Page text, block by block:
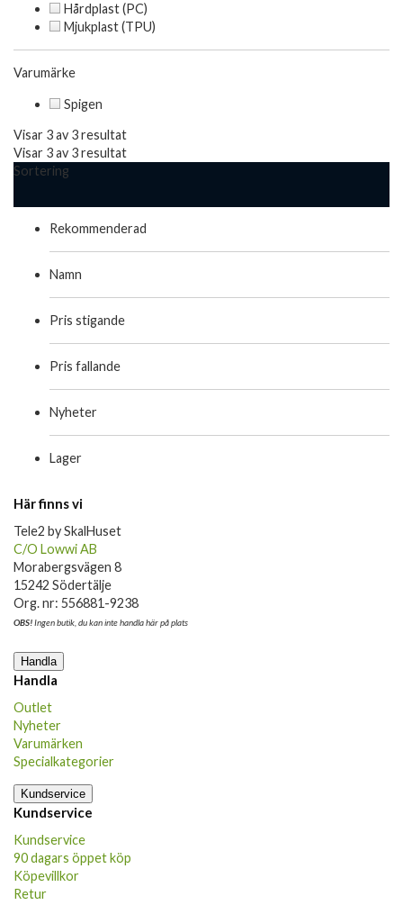
Hårdplast (PC)
Mjukplast (TPU)
Varumärke
Spigen
Visar 3 av 3 resultat
Visar 3 av 3 resultat
Sortering
Rekommenderad
Namn
Pris stigande
Pris fallande
Nyheter
Lager
Här finns vi
Tele2 by SkalHuset
C/O Lowwi AB
Morabergsvägen 8
15242 Södertälje
Org. nr: 556881-9238
OBS!Ingen butik, du kan inte handla här på plats
Handla
Handla
Outlet
Nyheter
Varumärken
Specialkategorier
Kundservice
Kundservice
Kundservice
90 dagars öppet köp
Köpevillkor
Retur